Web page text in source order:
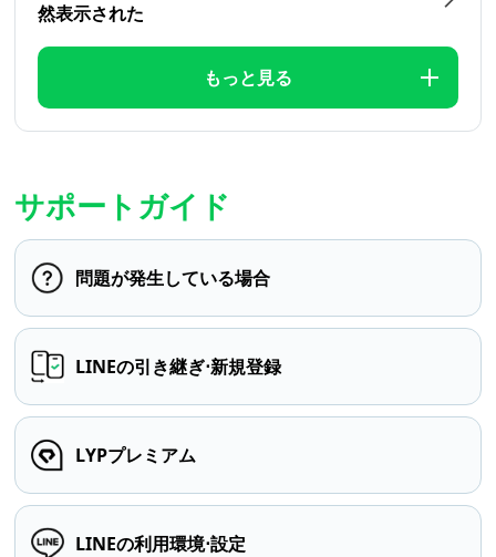
然表示された
もっと見る
サポートガイド
問題が発生している場合
LINEの引き継ぎ⋅新規登録
LYPプレミアム
LINEの利用環境⋅設定